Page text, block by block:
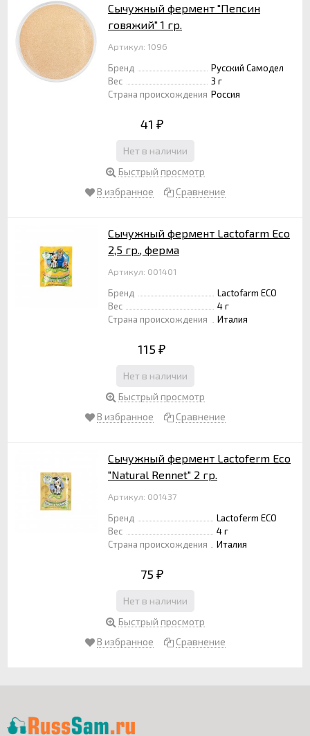
Сычужный фермент "Пепсин
говяжий" 1 гр.
Артикул: 1096
Бренд
Русский Самодел
Вес
3 г
Страна происхождения Россия
41 ₽
Нет в наличии
Быстрый просмотр
В избранное
Сравнение
Сычужный фермент Lactofarm Eco
2,5 гр., ферма
Артикул: 001401
Бренд
Lactofarm ECO
Вес
4 г
Страна происхождения
Италия
115 ₽
Нет в наличии
Быстрый просмотр
В избранное
Сравнение
Сычужный фермент Lactoferm Eco
"Natural Rennet" 2 гр.
Артикул: 001437
Бренд
Lactoferm ECO
Вес
4 г
Страна происхождения
Италия
75 ₽
Нет в наличии
Быстрый просмотр
В избранное
Сравнение